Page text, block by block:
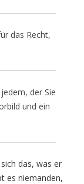
das Recht,
der Sie
und ein
das, was er
es niemanden,